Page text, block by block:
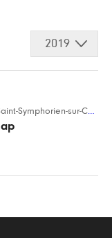
2019
Symphorien-sur-Coise (69)